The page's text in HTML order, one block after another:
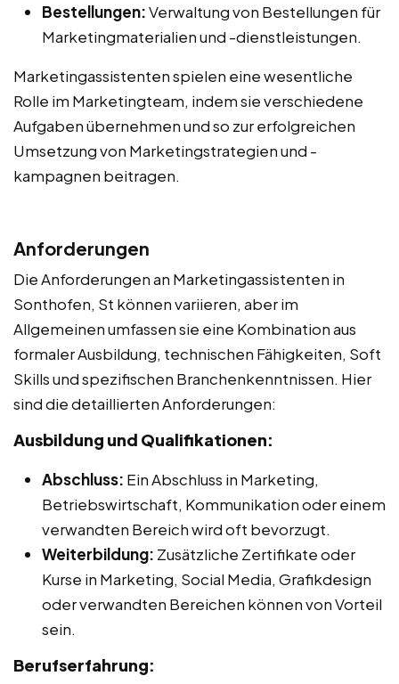
Bestellungen:Verwaltung von Bestellungen für
Marketingmaterialien und -dienstleistungen.
Marketingassistenten spielen eine wesentliche
Rolle im Marketingteam, indem sie verschiedene
Aufgaben übernehmen und so zur erfolgreichen
Umsetzung von Marketingstrategien und -
kampagnen beitragen.
Anforderungen
Die Anforderungen an Marketingassistenten in
Sonthofen, St können variieren, aber im
Allgemeinen umfassen sie eine Kombination aus
formaler Ausbildung, technischen Fähigkeiten, Soft
Skills und spezifischen Branchenkenntnissen. Hier
sind die detaillierten Anforderungen:
Ausbildung und Qualifikationen:
Abschluss: Ein Abschluss in Marketing,
Betriebswirtschaft, Kommunikation oder einem
verwandten Bereich wird oft bevorzugt.
Weiterbildung: Zusätzliche Zertifikate oder
Kurse in Marketing, Social Media, Grafikdesign
oder verwandten Bereichen können von Vorteil
sein.
Berufserfahrung: